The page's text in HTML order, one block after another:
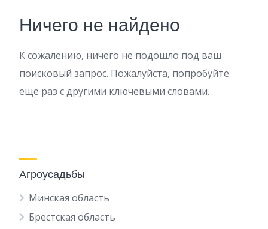
Ничего не найдено
К сожалению, ничего не подошло под ваш
поисковый запрос. Пожалуйста, попробуйте
еще раз с другими ключевыми словами.
Агроусадьбы
Минская область
Брестская область